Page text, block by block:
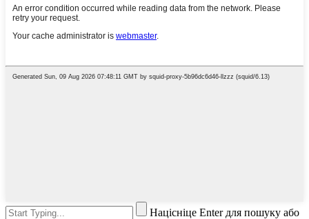
Націсніце Enter для пошуку або